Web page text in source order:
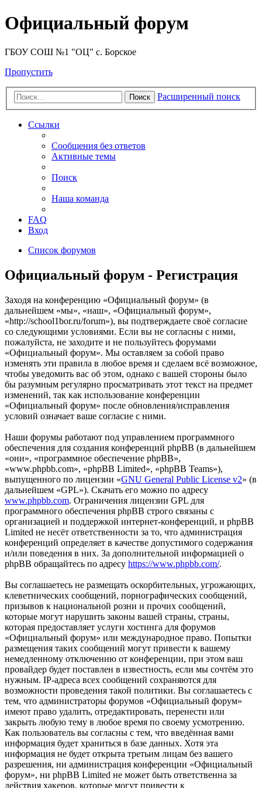
Официальный форум
ГБОУ СОШ №1 "ОЦ" с. Борское
Пропустить
Поиск Расширенный поиск
Ссылки
Сообщения без ответов
Активные темы
Поиск
Наша команда
FAQ
Вход
Список форумов
Официальный форум - Регистрация
Заходя на конференцию «Официальный форум» (в
дальнейшем «мы», «наш», «Официальный форум»,
«http://school1bor.ru/forum»), вы подтверждаете своё согласие
со следующими условиями. Если вы не согласны с ними,
пожалуйста, не заходите и не пользуйтесь форумами
«Официальный форум». Мы оставляем за собой право
изменять эти правила в любое время и сделаем всё возможное,
чтобы уведомить вас об этом, однако с вашей стороны было
бы разумным регулярно просматривать этот текст на предмет
изменений, так как использование конференции
«Официальный форум» после обновления/исправления
условий означает ваше согласие с ними.
Наши форумы работают под управлением программного
обеспечения для создания конференций phpBB (в дальнейшем
«они», «программное обеспечение phpBB»,
«www.phpbb.com», «phpBB Limited», «phpBB Teams»),
выпущенного по лицензии «GNU General Public License v2» (в
дальнейшем «GPL»). Скачать его можно по адресу
www.phpbb.com. Ограничения лицензии GPL для
программного обеспечения phpBB строго связаны с
организацией и поддержкой интернет-конференций, и phpBB
Limited не несёт ответственности за то, что администрация
конференций определяет в качестве допустимого содержания
и/или поведения в них. За дополнительной информацией о
phpBB обращайтесь по адресу https://www.phpbb.com/.
Вы соглашаетесь не размещать оскорбительных, угрожающих,
клеветнических сообщений, порнографических сообщений,
призывов к национальной розни и прочих сообщений,
которые могут нарушить законы вашей страны, страны,
которая предоставляет услуги хостинга для форумов
«Официальный форум» или международное право. Попытки
размещения таких сообщений могут привести к вашему
немедленному отключению от конференции, при этом ваш
провайдер будет поставлен в известность, если мы сочтём это
нужным. IP-адреса всех сообщений сохраняются для
возможности проведения такой политики. Вы соглашаетесь с
тем, что администраторы форумов «Официальный форум»
имеют право удалить, отредактировать, перенести или
закрыть любую тему в любое время по своему усмотрению.
Как пользователь вы согласны с тем, что введённая вами
информация будет храниться в базе данных. Хотя эта
информация не будет открыта третьим лицам без вашего
разрешения, ни администрация конференции «Официальный
форум», ни phpBB Limited не может быть ответственна за
действия хакеров, которые могут привести к